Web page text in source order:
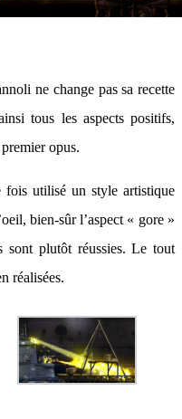
ne change pas sa recette
tous les aspects positifs,
opus.
utilisé un style artistique
bien-sûr l’aspect « gore »
sont plutôt réussies. Le tout
réalisées.